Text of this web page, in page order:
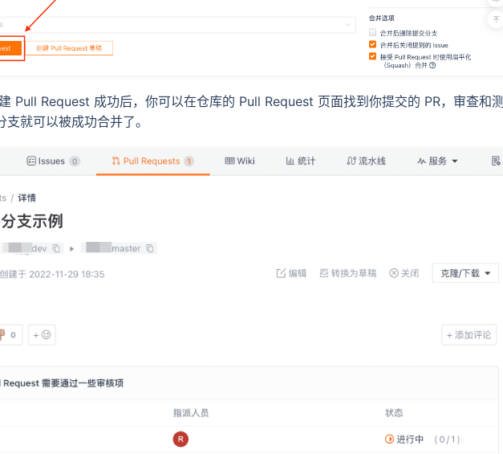
Pull Request 成功后，你可以在仓库的 Pull Request 页面找到你提交的 PR，审查和测
支就可以被成功合并了。